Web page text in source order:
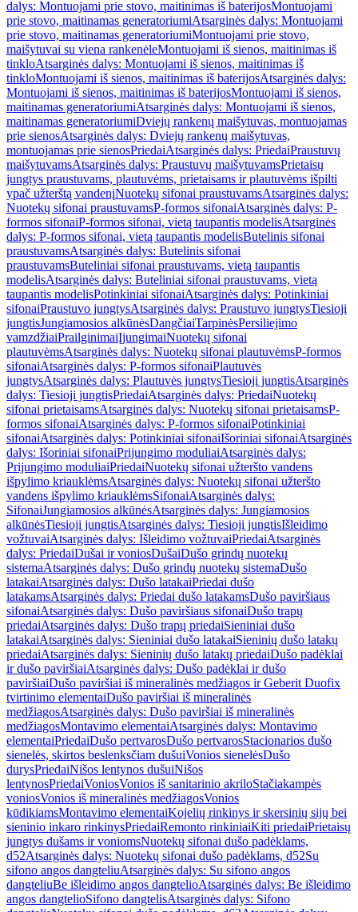
dalys: Montuojami prie stovo, maitinimas iš baterijosMontuojami
prie stovo, maitinamas generatoriumiAtsarginės dalys: Montuojami
prie stovo, maitinamas generatoriumiMontuojami prie stovo,
maišytuvai su viena rankenėleMontuojami iš sienos, maitinimas iš
tinkloAtsarginės dalys: Montuojami iš sienos, maitinimas iš
tinkloMontuojami iš sienos, maitinimas iš baterijosAtsarginės dalys:
Montuojami iš sienos, maitinimas iš baterijosMontuojami iš sienos,
maitinamas generatoriumiAtsarginės dalys: Montuojami iš sienos,
maitinamas generatoriumiDviejų rankenų maišytuvas, montuojamas
prie sienosAtsarginės dalys: Dviejų rankenų maišytuvas,
montuojamas prie sienosPriedaiAtsarginės dalys: PriedaiPraustuvų
maišytuvamsAtsarginės dalys: Praustuvų maišytuvamsPrietaisų
jungtys praustuvams, plautuvėms, prietaisams ir plautuvėms išpilti
ypač užterštą vandenįNuotekų sifonai praustuvamsAtsarginės dalys:
Nuotekų sifonai praustuvamsP-formos sifonaiAtsarginės dalys: P-
formos sifonaiP-formos sifonai, vietą taupantis modelisAtsarginės
dalys: P-formos sifonai, vietą taupantis modelisButelinis sifonai
praustuvamsAtsarginės dalys: Butelinis sifonai
praustuvamsButeliniai sifonai praustuvams, vietą taupantis
modelisAtsarginės dalys: Buteliniai sifonai praustuvams, vietą
taupantis modelisPotinkiniai sifonaiAtsarginės dalys: Potinkiniai
sifonaiPraustuvo jungtysAtsarginės dalys: Praustuvo jungtysTiesioji
jungtisJungiamosios alkūnėsDangčiaiTarpinėsPersiliejimo
vamzdžiaiPrailginimaiĮjungimaiNuotekų sifonai
plautuvėmsAtsarginės dalys: Nuotekų sifonai plautuvėmsP-formos
sifonaiAtsarginės dalys: P-formos sifonaiPlautuvės
jungtysAtsarginės dalys: Plautuvės jungtysTiesioji jungtisAtsarginės
dalys: Tiesioji jungtisPriedaiAtsarginės dalys: PriedaiNuotekų
sifonai prietaisamsAtsarginės dalys: Nuotekų sifonai prietaisamsP-
formos sifonaiAtsarginės dalys: P-formos sifonaiPotinkiniai
sifonaiAtsarginės dalys: Potinkiniai sifonaiIšoriniai sifonaiAtsarginės
dalys: Išoriniai sifonaiPrijungimo moduliaiAtsarginės dalys:
Prijungimo moduliaiPriedaiNuotekų sifonai užteršto vandens
išpylimo kriauklėmsAtsarginės dalys: Nuotekų sifonai užteršto
vandens išpylimo kriauklėmsSifonaiAtsarginės dalys:
SifonaiJungiamosios alkūnėsAtsarginės dalys: Jungiamosios
alkūnėsTiesioji jungtisAtsarginės dalys: Tiesioji jungtisIšleidimo
vožtuvaiAtsarginės dalys: Išleidimo vožtuvaiPriedaiAtsarginės
dalys: PriedaiDušai ir voniosDušaiDušo grindų nuotekų
sistemaAtsarginės dalys: Dušo grindų nuotekų sistemaDušo
latakaiAtsarginės dalys: Dušo latakaiPriedai dušo
latakamsAtsarginės dalys: Priedai dušo latakamsDušo paviršiaus
sifonaiAtsarginės dalys: Dušo paviršiaus sifonaiDušo trapų
priedaiAtsarginės dalys: Dušo trapų priedaiSieniniai dušo
latakaiAtsarginės dalys: Sieniniai dušo latakaiSieninių dušo latakų
priedaiAtsarginės dalys: Sieninių dušo latakų priedaiDušo padėklai
ir dušo paviršiaiAtsarginės dalys: Dušo padėklai ir dušo
paviršiaiDušo paviršiai iš mineralinės medžiagos ir Geberit Duofix
tvirtinimo elementaiDušo paviršiai iš mineralinės
medžiagosAtsarginės dalys: Dušo paviršiai iš mineralinės
medžiagosMontavimo elementaiAtsarginės dalys: Montavimo
elementaiPriedaiDušo pertvarosDušo pertvarosStacionarios dušo
sienelės, skirtos beslenksčiam dušuiVonios sienelėsDušo
durysPriedaiNišos lentynos dušuiNišos
lentynosPriedaiVoniosVonios iš sanitarinio akriloStačiakampės
voniosVonios iš mineralinės medžiagosVonios
kūdikiamsMontavimo elementaiKojelių rinkinys ir skersinių sijų bei
sieninio inkaro rinkinysPriedaiRemonto rinkiniaiKiti priedaiPrietaisų
jungtys dušams ir voniomsNuotekų sifonai dušo padėklams,
d52Atsarginės dalys: Nuotekų sifonai dušo padėklams, d52Su
sifono angos dangteliuAtsarginės dalys: Su sifono angos
dangteliuBe išleidimo angos dangtelioAtsarginės dalys: Be išleidimo
angos dangtelioSifono dangtelisAtsarginės dalys: Sifono